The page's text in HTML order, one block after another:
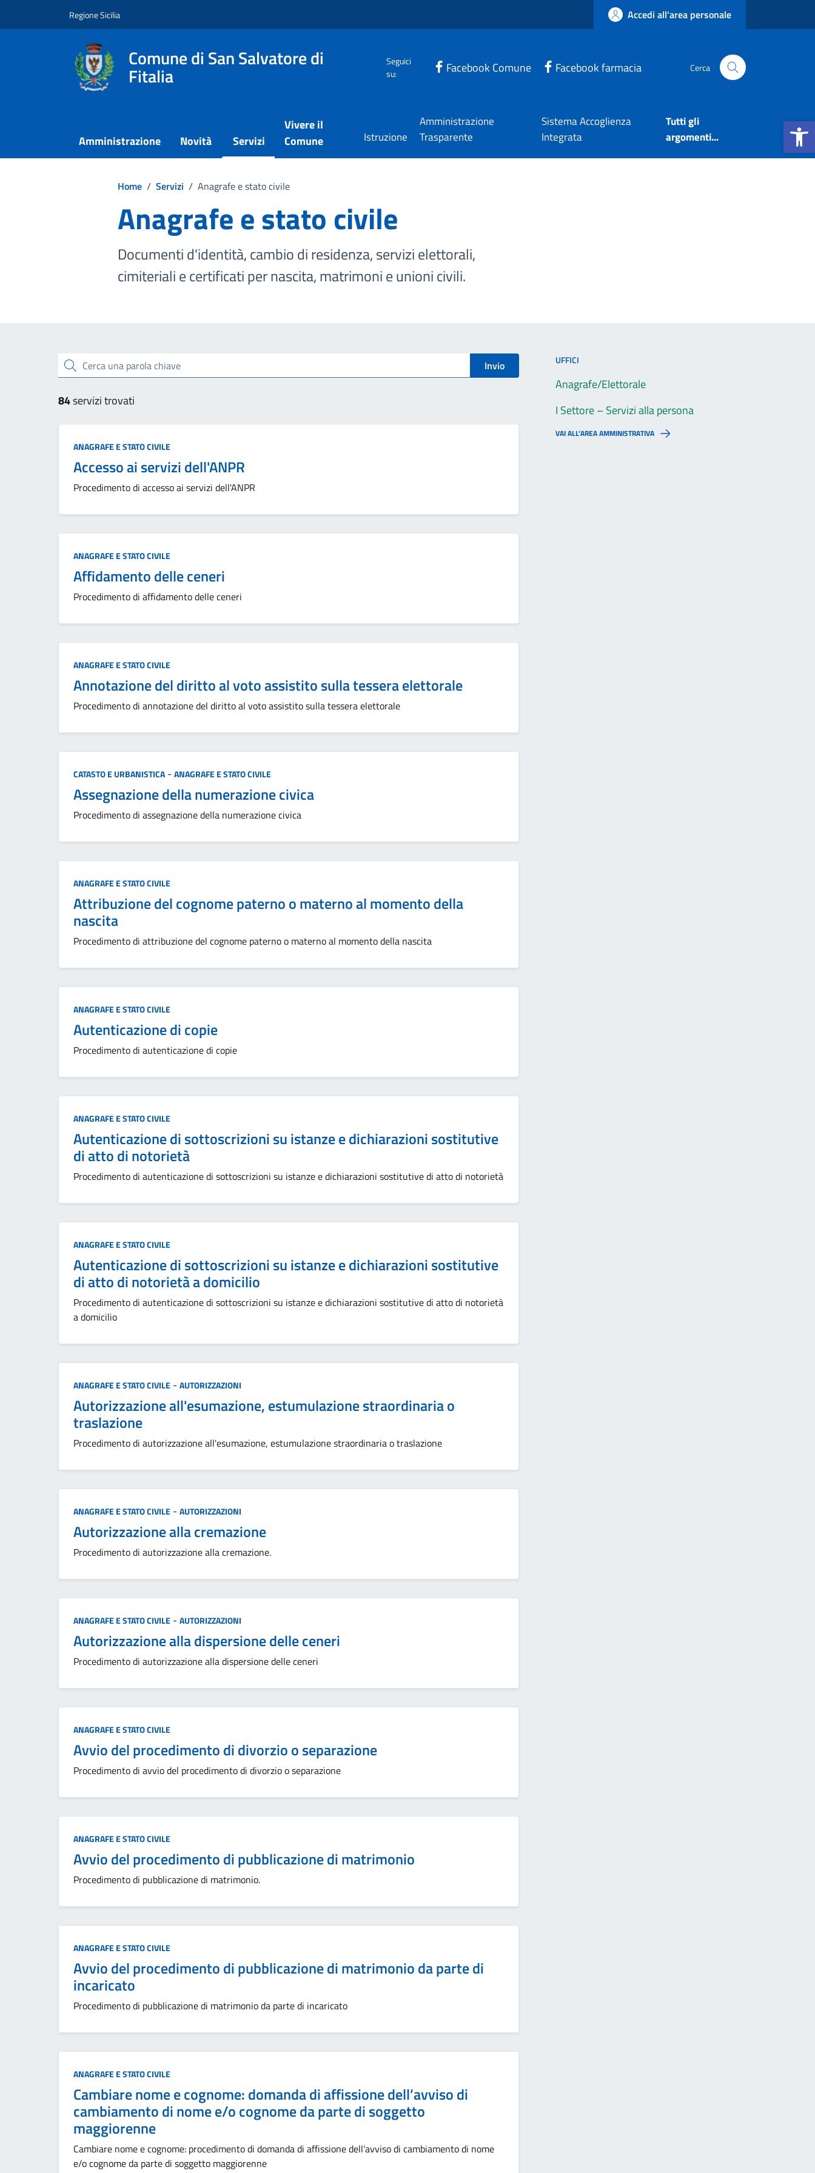
Apri la
Regione Sicilia Accedi all'area personale
Comune di San Salvatore di
Fitalia
Seguici
su:
Facebook Comune Facebook farmacia Cerca
Amministrazione Novità Servizi
Vivere il
Comune
Istruzione
Amministrazione
Trasparente
Sistema Accoglienza
Integrata
Tutti gli
argomenti...
Home / Servizi / Anagrafe e stato civile
Anagrafe e stato civile
Documenti d'identità, cambio di residenza, servizi elettorali,
cimiteriali e certificati per nascita, matrimoni e unioni civili.
Cerca una parola chiave Invio
84servizi trovati
Categoria:
ANAGRAFE E STATO CIVILE
Accesso ai servizi dell'ANPR
Procedimento di accesso ai servizi dell'ANPR
Categoria:
ANAGRAFE E STATO CIVILE
Affidamento delle ceneri
Procedimento di affidamento delle ceneri
Categoria:
ANAGRAFE E STATO CIVILE
Annotazione del diritto al voto assistito sulla tessera elettorale
Procedimento di annotazione del diritto al voto assistito sulla tessera elettorale
Categoria:
CATASTO E URBANISTICA - ANAGRAFE E STATO CIVILE
Assegnazione della numerazione civica
Procedimento di assegnazione della numerazione civica
Categoria:
ANAGRAFE E STATO CIVILE
Attribuzione del cognome paterno o materno al momento della
nascita
Procedimento di attribuzione del cognome paterno o materno al momento della nascita
Categoria:
ANAGRAFE E STATO CIVILE
Autenticazione di copie
Procedimento di autenticazione di copie
Categoria:
ANAGRAFE E STATO CIVILE
Autenticazione di sottoscrizioni su istanze e dichiarazioni sostitutive
di atto di notorietà
Procedimento di autenticazione di sottoscrizioni su istanze e dichiarazioni sostitutive di atto di notorietà
Categoria:
ANAGRAFE E STATO CIVILE
Autenticazione di sottoscrizioni su istanze e dichiarazioni sostitutive
di atto di notorietà a domicilio
Procedimento di autenticazione di sottoscrizioni su istanze e dichiarazioni sostitutive di atto di notorietà
a domicilio
Categoria:
ANAGRAFE E STATO CIVILE - AUTORIZZAZIONI
Autorizzazione all'esumazione, estumulazione straordinaria o
traslazione
Procedimento di autorizzazione all'esumazione, estumulazione straordinaria o traslazione
Categoria:
ANAGRAFE E STATO CIVILE - AUTORIZZAZIONI
Autorizzazione alla cremazione
Procedimento di autorizzazione alla cremazione.
Categoria:
ANAGRAFE E STATO CIVILE - AUTORIZZAZIONI
Autorizzazione alla dispersione delle ceneri
Procedimento di autorizzazione alla dispersione delle ceneri
Categoria:
ANAGRAFE E STATO CIVILE
Avvio del procedimento di divorzio o separazione
Procedimento di avvio del procedimento di divorzio o separazione
Categoria:
ANAGRAFE E STATO CIVILE
Avvio del procedimento di pubblicazione di matrimonio
Procedimento di pubblicazione di matrimonio.
Categoria:
ANAGRAFE E STATO CIVILE
Avvio del procedimento di pubblicazione di matrimonio da parte di
incaricato
Procedimento di pubblicazione di matrimonio da parte di incaricato
Categoria:
ANAGRAFE E STATO CIVILE
Cambiare nome e cognome: domanda di affissione dell’avviso di
cambiamento di nome e/o cognome da parte di soggetto
maggiorenne
Cambiare nome e cognome: procedimento di domanda di affissione dell’avviso di cambiamento di nome
e/o cognome da parte di soggetto maggiorenne
UFFICI
Anagrafe/Elettorale
I Settore – Servizi alla persona
VAI ALL’AREA AMMINISTRATIVA